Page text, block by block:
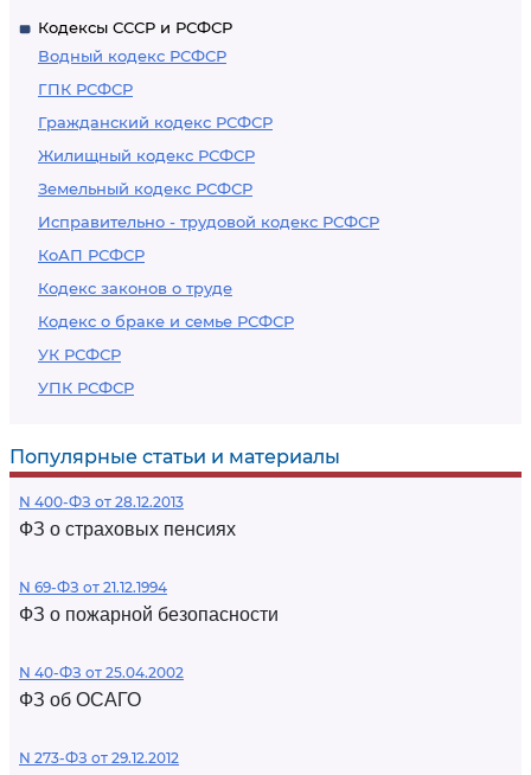
Кодексы СССР и РСФСР
Водный кодекс РСФСР
ГПК РСФСР
Гражданский кодекс РСФСР
Жилищный кодекс РСФСР
Земельный кодекс РСФСР
Исправительно - трудовой кодекс РСФСР
КоАП РСФСР
Кодекс законов о труде
Кодекс о браке и семье РСФСР
УК РСФСР
УПК РСФСР
Популярные статьи и материалы
N 400-ФЗ от 28.12.2013
ФЗ о страховых пенсиях
N 69-ФЗ от 21.12.1994
ФЗ о пожарной безопасности
N 40-ФЗ от 25.04.2002
ФЗ об ОСАГО
N 273-ФЗ от 29.12.2012